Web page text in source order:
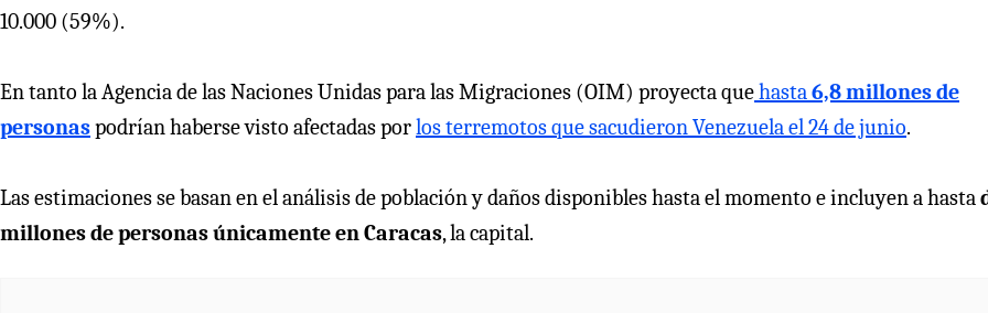
10.000 (59%).
En tanto la Agencia de las Naciones Unidas para las Migraciones (OIM) proyecta quehasta6,8 millones de
personaspodrían haberse visto afectadas porlos terremotos que sacudieron Venezuela el 24 de junio.
Las estimaciones se basan en el análisis de población y daños disponibles hasta el momento e incluyen a hasta
millones de personas únicamente en Caracas, la capital.